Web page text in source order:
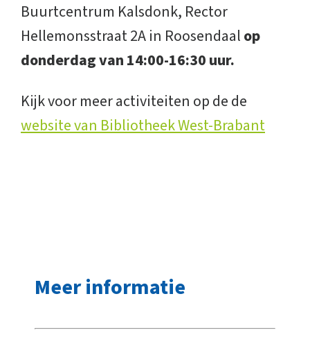
Buurtcentrum Kalsdonk, Rector
Hellemonsstraat 2Ain Roosendaalop
donderdag van 14:00-16:30 uur.
Kijk voor meer activiteiten op de de
website van Bibliotheek West-Brabant
Meer informatie